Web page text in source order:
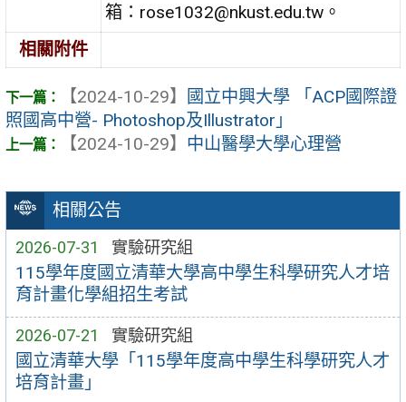
相關公告
2026-07-31 實驗研究組
115學年度國立清華大學高中學生科學研究人才培
育計畫化學組招生考試
2026-07-21 實驗研究組
國立清華大學「115學年度高中學生科學研究人才
培育計畫」
箱：rose1032@nkust.edu.tw。
相關附件
【2024-10-29】
國立中興大學 「ACP國際證
照國高中營- Photoshop及Illustrator」
【2024-10-29】 中山醫學大學心理營